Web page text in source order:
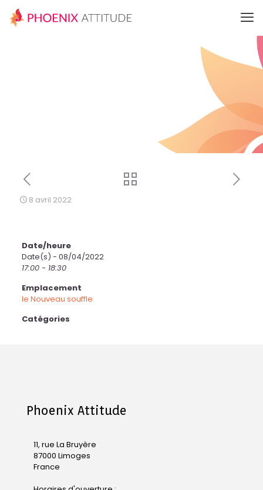
8 avril 2022
Date/heure
Date(s) - 08/04/2022
17:00 - 18:30
Emplacement
le Nouveau souffle
Catégories
Phoenix Attitude
11, rue La Bruyère
87000 Limoges
France